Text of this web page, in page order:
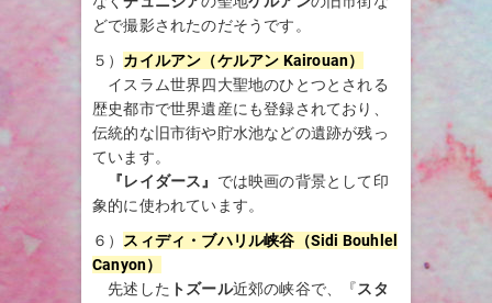
どで撮影されたのだそうです。
５） カイルアン（ケルアン Kairouan）
イスラム世界四大聖地のひとつとされる
歴史都市で世界遺産にも登録されており、
伝統的な旧市街や貯水池などの遺跡が残っ
ています。
『レイダース』 では映画の背景として印
象的に使われています。
６） スィディ・ブハリル峡谷（Sidi Bouhlel
Canyon）
先述した トズール近郊の峡谷で、『スタ